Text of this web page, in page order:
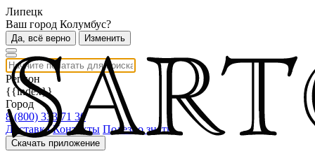
Липецк
Ваш город Колумбус?
Да, всё верно Изменить
Регион
{{index}}
Город
8 (800) 333 71 30
Доставка Контакты Полезно знать
Скачать приложение